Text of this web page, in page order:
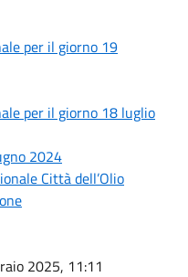
per il giorno 19
per il giorno 18 luglio
2024
Città dell’Olio
2025, 11:11